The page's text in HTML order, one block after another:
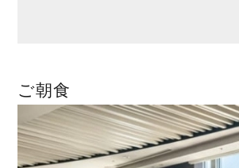
ご朝食